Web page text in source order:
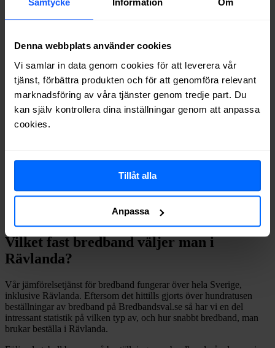
Samtycke Information Om
Denna webbplats använder cookies
Vi samlar in data genom cookies för att leverera vår
tjänst, förbättra produkten och för att genomföra relevant
marknadsföring av våra tjänster genom tredje part. Du
kan själv kontrollera dina inställningar genom att anpassa
cookies.
Tillåt alla
Anpassa
Fiber
Internetport Fiber
78%
Allente
Fiber
75%
Ownit
Fiber
71%
Telenor
Fiber
65%
Halebop
Comviq
Fiber
25%
Inleed
bredband på din adress iRävlandapå Bredbandsval.se är det bara
att göra en snabb sökning här:
Vilket fast bredband väljer man i
Rävlanda?
Vår jämförelsetjänst för bredband fungerar över hela Sverige,
inklusive Rävlanda. Eftersom det hittills gjorts över hundratusen
beställningar av bredband på Bredbandsval.se så har vi en del
intressant statistik på vilken typ av, och hur snabbt bredband, man
brukar beställa i Rävlanda.